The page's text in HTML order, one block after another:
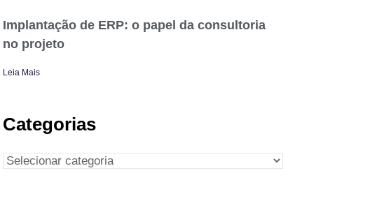
Implantação de ERP: o papel da consultoria
no projeto
Leia Mais
Categorias